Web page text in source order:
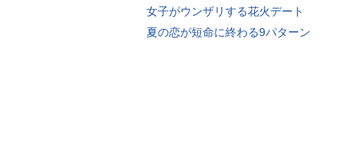
女子がウンザリする花火デート
夏の恋が短命に終わる9パターン